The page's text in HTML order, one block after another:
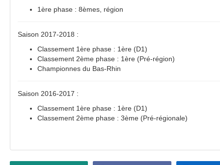
1ère phase : 8èmes, région
Saison 2017-2018 :
Classement 1ère phase : 1ère (D1)
Classement 2ème phase : 1ère (Pré-région)
Championnes du Bas-Rhin
Saison 2016-2017 :
Classement 1ère phase : 1ère (D1)
Classement 2ème phase : 3ème (Pré-régionale)